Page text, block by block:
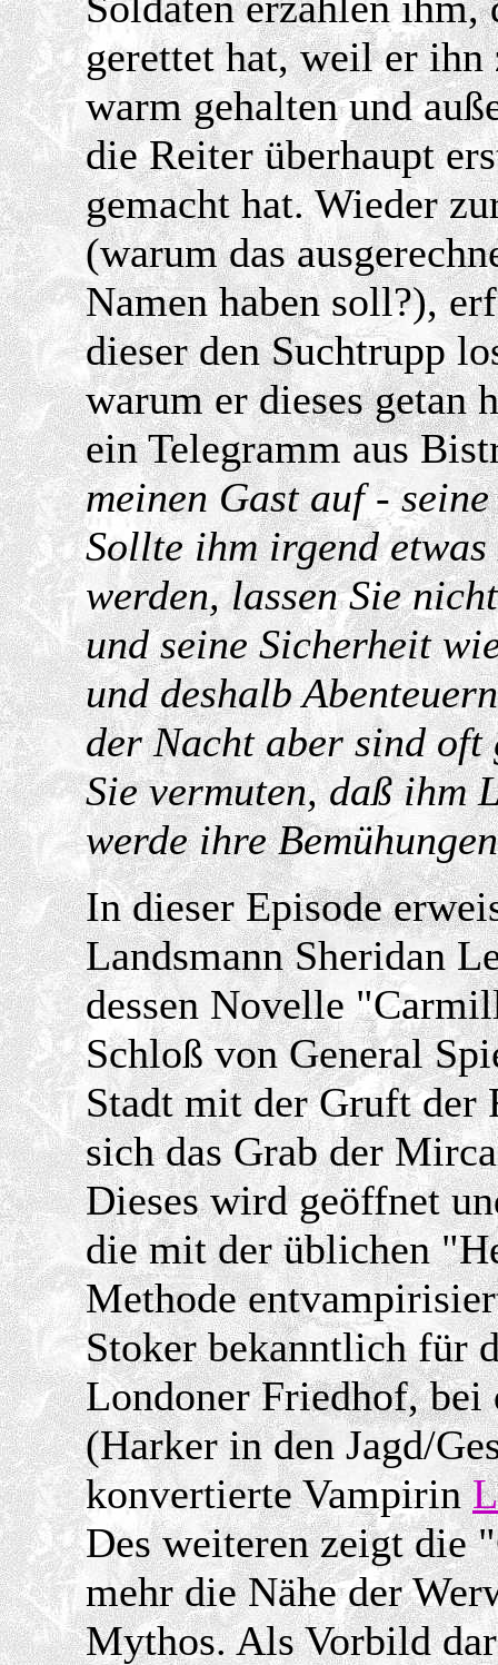
gerettet hat, weil er
warm gehalten und
die Reiter überhaupt
gemacht hat. Wieder
(warum das
Namen haben soll?),
dieser den Suchtrupp
warum er dieses getan
ein Telegramm aus
meinen Gast auf -
Sollte ihm irgend
werden, lassen Sie
und seine Sicherheit
und deshalb
der Nacht aber sind
Sie vermuten, daß ihm
werde ihre
In dieser Episode
Landsmann Sheridan
dessen Novelle
Schloß von General
Stadt mit der Gruft der
sich das Grab der
Dieses wird geöffnet
die mit der üblichen
Methode
Stoker bekanntlich für
Londoner Friedhof,
(Harker in den Jagd/
konvertierte Vampirin
Des weiteren zeigt die
mehr die Nähe der
Mythos. Als Vorbild